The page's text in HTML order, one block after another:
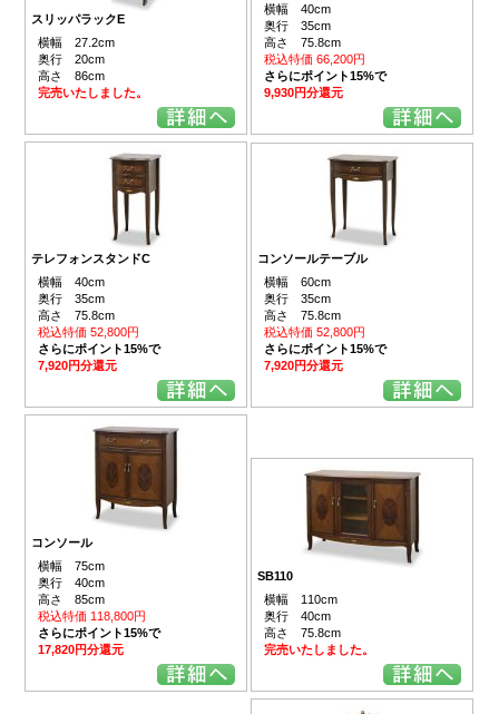
スリッパラックE
横幅 27.2cm
奥行 20cm
高さ 86cm
完売いたしました。
横幅 40cm
奥行 35cm
高さ 75.8cm
税込特価 66,200円
さらにポイント15%で
9,930円分還元
テレフォンスタンドC
横幅 40cm
奥行 35cm
高さ 75.8cm
税込特価 52,800円
さらにポイント15%で
7,920円分還元
コンソールテーブル
横幅 60cm
奥行 35cm
高さ 75.8cm
税込特価 52,800円
さらにポイント15%で
7,920円分還元
コンソール
横幅 75cm
奥行 40cm
高さ 85cm
税込特価 118,800円
さらにポイント15%で
17,820円分還元
SB110
横幅 110cm
奥行 40cm
高さ 75.8cm
完売いたしました。